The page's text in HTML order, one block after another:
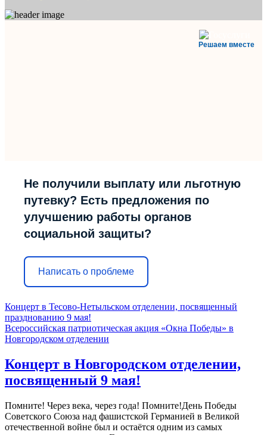
Решаем вместе
Не получили выплату или льготную
путевку? Есть предложения по
улучшению работы органов
социальной защиты?
Написать о проблеме
Концерт в Тесово-Нетыльском отделении, посвященный
празднованию 9 мая!
Всероссийская патриотическая акция «Окна Победы» в
Новгородском отделении
Концерт в Новгородском отделении,
посвященный 9 мая!
Помните! Через века, через года! Помните!День Победы
Советского Союза над фашистской Германией в Великой
отечественной войне был и остаётся одним из самых